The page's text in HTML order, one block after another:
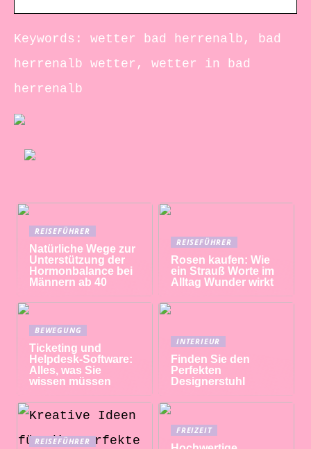
Keywords: wetter bad herrenalb, bad
herrenalb wetter, wetter in bad
herrenalb
REISEFÜHRER
Natürliche Wege zur
Unterstützung der
Hormonbalance bei
Männern ab 40
REISEFÜHRER
Rosen kaufen: Wie
ein Strauß Worte im
Alltag Wunder wirkt
BEWEGUNG
Ticketing und
Helpdesk-Software:
Alles, was Sie
wissen müssen
INTERIEUR
Finden Sie den
Perfekten
Designerstuhl
REISEFÜHRER
FREIZEIT